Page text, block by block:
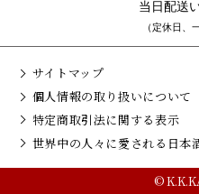
当日配送
（定休日、
サイトマップ
個人情報の取り扱いについて
特定商取引法に関する表示
世界中の人々に愛される日本
©